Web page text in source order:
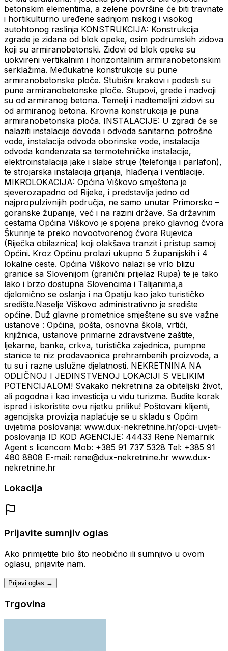
betonskim elementima, a zelene površine će biti travnate
i hortikulturno uređene sadnjom niskog i visokog
autohtonog raslinja KONSTRUKCIJA: Konstrukcija
zgrade je zidana od blok opeke, osim podrumskih zidova
koji su armiranobetonski. Zidovi od blok opeke su
uokvireni vertikalnim i horizontalnim armiranobetonskim
serklažima. Međukatne konstrukcije su pune
armiranobetonske ploče. Stubišni krakovi i podesti su
pune armiranobetonske ploče. Stupovi, grede i nadvoji
su od armiranog betona. Temelji i nadtemeljni zidovi su
od armiranog betona. Krovna konstrukcija je puna
armiranobetonska ploča. INSTALACIJE: U zgradi će se
nalaziti instalacije dovoda i odvoda sanitarno potrošne
vode, instalacija odvoda oborinske vode, instalacija
odvoda kondenzata sa termotehničke instalacije,
elektroinstalacija jake i slabe struje (telefonija i parlafon),
te strojarska instalacija grijanja, hlađenja i ventilacije.
MIKROLOKACIJA: Općina Viškovo smještena je
sjeverozapadno od Rijeke, i predstavlja jedno od
najpropulzivnijih područja, ne samo unutar Primorsko –
goranske županije, već i na razini države. Sa državnim
cestama Općina Viškovo je spojena preko glavnog čvora
Škurinje te preko novootvorenog čvora Rujevica
(Riječka obilaznica) koji olakšava tranzit i pristup samoj
Općini. Kroz Općinu prolazi ukupno 5 županijskih i 4
lokalne ceste. Općina Viškovo nalazi se vrlo blizu
granice sa Slovenijom (granični prijelaz Rupa) te je tako
lako i brzo dostupna Slovencima i Talijanima,a
djelomično se oslanja i na Opatiju kao jako turističko
središte.Naselje Viškovo administrativno je središte
općine. Duž glavne prometnice smještene su sve važne
ustanove : Općina, pošta, osnovna škola, vrtići,
knjižnica, ustanove primarne zdravstvene zaštite,
ljekarne, banke, crkva, turistička zajednica, pumpne
stanice te niz prodavaonica prehrambenih proizvoda, a
tu su i razne uslužne djelatnosti. NEKRETNINA NA
ODLIČNOJ I JEDINSTVENOJ LOKACIJI S VELIKIM
POTENCIJALOM! Svakako nekretnina za obiteljski život,
ali pogodna i kao investicija u vidu turizma. Budite korak
ispred i iskoristite ovu rijetku priliku! Poštovani klijenti,
agencijska provizija naplaćuje se u skladu s Općim
uvjetima poslovanja: www.dux-nekretnine.hr/opci-uvjeti-
poslovanja ID KOD AGENCIJE: 44433 Rene Nemarnik
Agent s licencom Mob: +385 91 737 5328 Tel: +385 91
480 8808 E-mail: rene@dux-nekretnine.hr www.dux-
nekretnine.hr
Lokacija
Prijavite sumnjiv oglas
Ako primijetite bilo što neobično ili sumnjivo u ovom
oglasu, prijavite nam.
Prijavi oglas →
Trgovina